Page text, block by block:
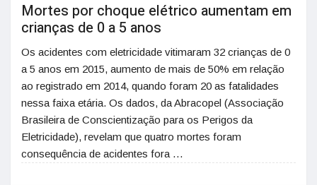
Mortes por choque elétrico aumentam em
crianças de 0 a 5 anos
Os acidentes com eletricidade vitimaram 32 crianças de 0
a 5 anos em 2015, aumento de mais de 50% em relação
ao registrado em 2014, quando foram 20 as fatalidades
nessa faixa etária. Os dados, da Abracopel (Associação
Brasileira de Conscientização para os Perigos da
Eletricidade), revelam que quatro mortes foram
consequência de acidentes fora …